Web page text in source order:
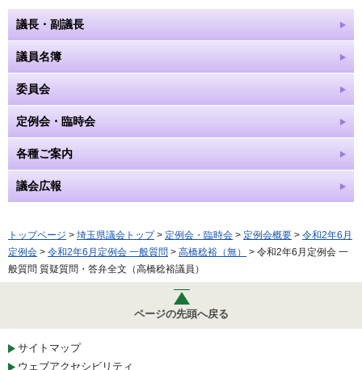
議長・副議長
議員名簿
委員会
定例会・臨時会
各種ご案内
議会広報
トップページ > 埼玉県議会トップ> 定例会・臨時会 > 定例会概要 > 令和2年6月
定例会 > 令和2年6月定例会 一般質問 > 高橋稔裕（無）
> 令和2年6月定例会 一
般質問 質疑質問・答弁全文（高橋稔裕議員）
ページの先頭へ戻る
サイトマップ
ウェブアクセシビリティ